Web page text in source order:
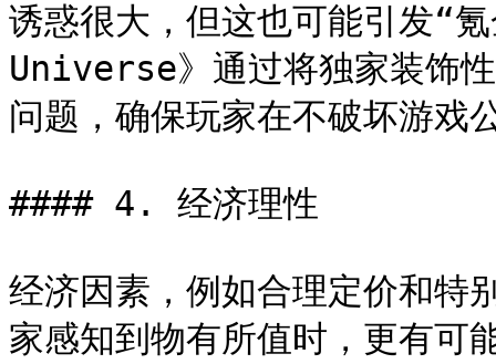
诱惑很大，但这也可能引发“
Universe》通过将独家装饰
问题，确保玩家在不破坏游戏
#### 4. 经济理性
经济因素，例如合理定价和特
家感知到物有所值时，更有